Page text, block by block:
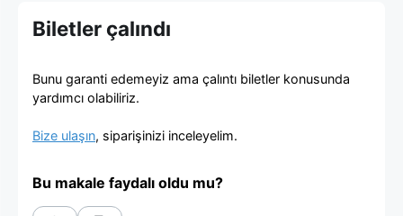
viagogo
Bilet
Biletler çalındı
Bunu garanti edemeyiz ama çalıntı biletler konusunda
yardımcı olabiliriz.
Bize ulaşın, siparişinizi inceleyelim.
Bu makale faydalı oldu mu?